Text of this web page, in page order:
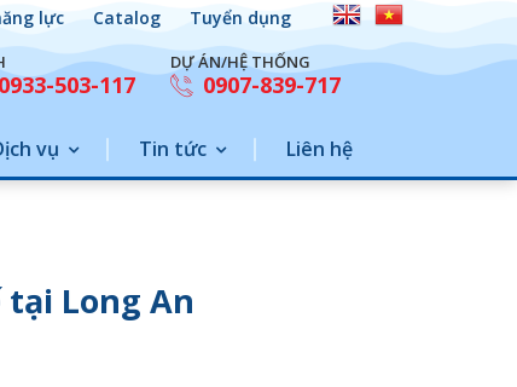
lực Catalog Tuyển dụng
0933-503-117
DỰ ÁN/HỆ THỐNG
0907-839-717
vụ Tin tức Liên hệ
Long An